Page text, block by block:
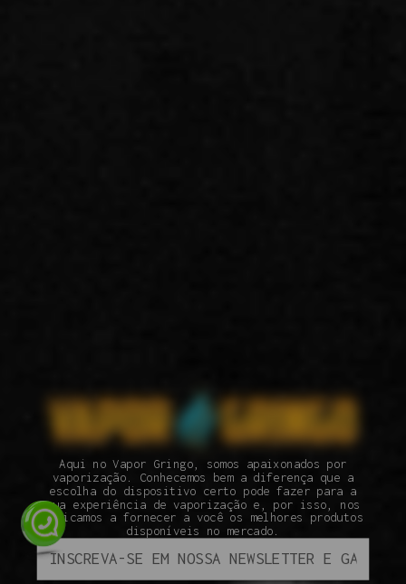
Aqui no Vapor Gringo, somos apaixonados por
vaporização. Conhecemos bem a diferença que a
escolha do dispositivo certo pode fazer para a
sua experiência de vaporização e, por isso, nos
dedicamos a fornecer a você os melhores produtos
disponíveis no mercado.